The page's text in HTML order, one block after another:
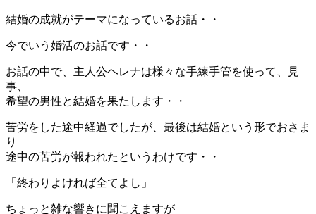
結婚の成就がテーマになっているお話・・
今でいう婚活のお話です・・
お話の中で、主人公ヘレナは様々な手練手管を使って、見
事、
希望の男性と結婚を果たします・・
苦労をした途中経過でしたが、最後は結婚という形でおさま
り
途中の苦労が報われたというわけです・・
「終わりよければ全てよし」
ちょっと雑な響きに聞こえますが